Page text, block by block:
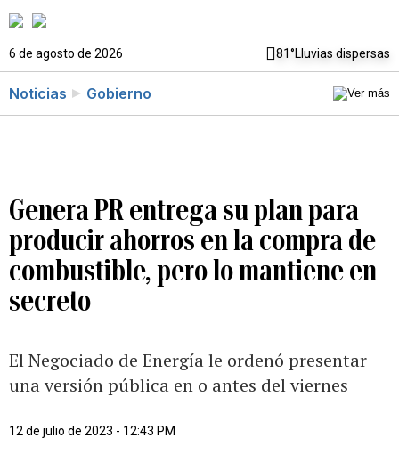
6 de agosto de 2026 81°Lluvias dispersas
Noticias Gobierno
Genera PR entrega su plan para
producir ahorros en la compra de
combustible, pero lo mantiene en
secreto
El Negociado de Energía le ordenó presentar
una versión pública en o antes del viernes
12 de julio de 2023 - 12:43 PM